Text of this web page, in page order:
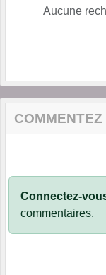
Aucune
COMMENTEZ
Connectez-
commentaires.